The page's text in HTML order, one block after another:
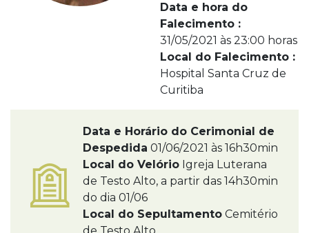
Data e hora do
Falecimento :
31/05/2021 às 23:00 horas
Local do Falecimento :
Hospital Santa Cruz de
Curitiba
Data e Horário do Cerimonial de
Despedida 01/06/2021 às 16h30min
Local do Velório Igreja Luterana
de Testo Alto, a partir das 14h30min
do dia 01/06
Local do Sepultamento Cemitério